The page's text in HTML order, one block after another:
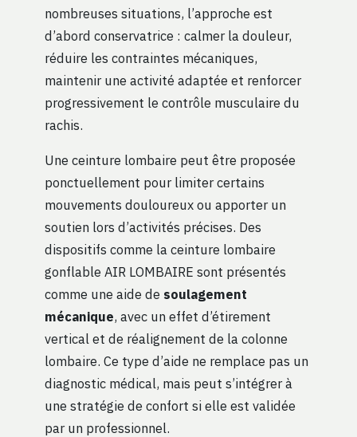
nombreuses situations, l’approche est
d’abord conservatrice : calmer la douleur,
réduire les contraintes mécaniques,
maintenir une activité adaptée et renforcer
progressivement le contrôle musculaire du
rachis.
Une ceinture lombaire peut être proposée
ponctuellement pour limiter certains
mouvements douloureux ou apporter un
soutien lors d’activités précises. Des
dispositifs comme la ceinture lombaire
gonflable AIR LOMBAIRE sont présentés
comme une aide de soulagement
mécanique, avec un effet d’étirement
vertical et de réalignement de la colonne
lombaire. Ce type d’aide ne remplace pas un
diagnostic médical, mais peut s’intégrer à
une stratégie de confort si elle est validée
par un professionnel.